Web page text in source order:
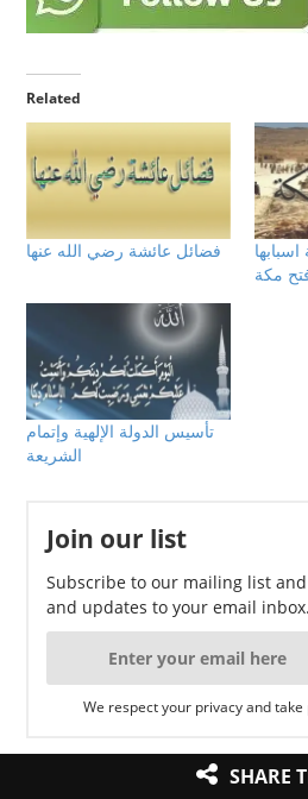
Related
فضائل عائشة رضي الله عنها
مكة
تأسيس الدولة الإلهية وإتمام
الشريعة
Join our list
Subscribe to our mailing list
and updates to your email inbox.
We respect your privacy and
SHARE